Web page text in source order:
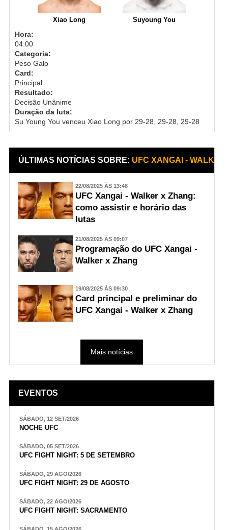
Xiao Long Suyoung You
Hora:
04:00
Categoria:
Peso Galo
Card:
Principal
Resultado:
Decisão Unânime
Duração da luta:
Su Young You venceu Xiao Long por 29-28, 29-28, 29-28
ÚLTIMAS NOTÍCIAS SOBRE: UFC XANGAI -
22/08/2025 ÀS 13:48
UFC Xangai - Walker x Zhang:
como assistir e horário das
lutas
21/08/2025 ÀS 09:07
Programação do UFC Xangai -
Walker x Zhang
19/08/2025 ÀS 09:30
Card principal e preliminar do
UFC Xangai - Walker x Zhang
Mais notícias
EVENTOS
SÁBADO, 12 SET/2026
NOCHE UFC
SÁBADO, 05 SET/2026
UFC FIGHT NIGHT: 5 DE SETEMBRO
SÁBADO, 29 AGO/2026
UFC FIGHT NIGHT: 29 DE AGOSTO
SÁBADO, 22 AGO/2026
UFC FIGHT NIGHT: SACRAMENTO